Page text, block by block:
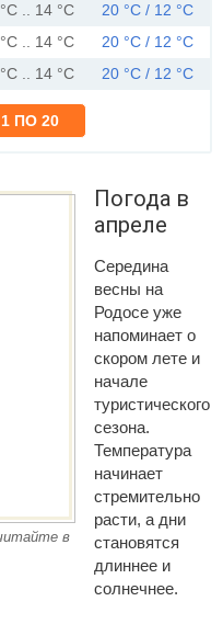
.. 14 °C
20 °C / 12 °C
.. 14 °C
20 °C / 12 °C
.. 14 °C 20 °C / 12 °C
в
Погода в
апреле
Середина
весны на
Родосе уже
напоминает о
скором лете и
начале
туристического
сезона.
Температура
начинает
стремительно
расти, а дни
становятся
длиннее и
солнечнее.